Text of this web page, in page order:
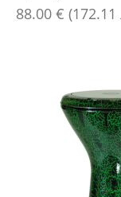
88.00 € (172.11